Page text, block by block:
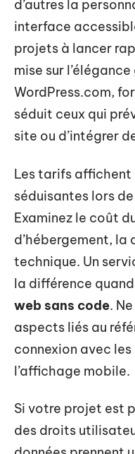
d’autres la
interface
projets à lancer
mise sur
WordPress.com,
séduit ceux qui
site ou d’intégrer
Les tarifs affichent
séduisantes lors
Examinez le coût
d’hébergement,
technique. Un
la différence
web sans code.
aspects liés au
connexion avec
l’affichage mobile.
Si votre projet est
des droits